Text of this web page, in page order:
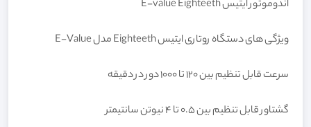
اندوموتور ایتیس E-value Eighteeth
ویژگی های دستگاه روتاری ایتیس Eighteeth مدل E-Value
سرعت قابل تنظیم بین 120 تا 1000 دور در دقیقه
گشتاور قابل تنظیم بین 0.5 تا 4 نیوتن سانتیمتر